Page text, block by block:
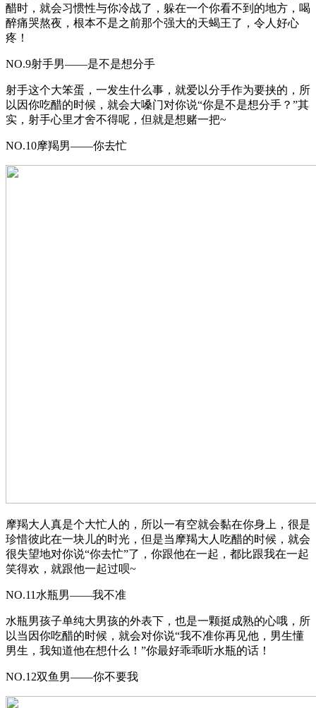
醋时，就会习惯性与你冷战了，躲在一个你看不到的地方，喝
醉痛哭熬夜，根本不是之前那个强大的天蝎王了，令人好心
疼！
NO.9射手男——是不是想分手
射手这个大笨蛋，一发生什么事，就爱以分手作为要挟的，所
以因你吃醋的时候，就会大嗓门对你说“你是不是想分手？”其
实，射手心里才舍不得呢，但就是想赌一把~
NO.10摩羯男——你去忙
摩羯大人真是个大忙人的，所以一有空就会黏在你身上，很是
珍惜彼此在一块儿的时光，但是当摩羯大人吃醋的时候，就会
很失望地对你说“你去忙”了，你跟他在一起，都比跟我在一起
笑得欢，就跟他一起过呗~
NO.11水瓶男——我不准
水瓶男孩子单纯大男孩的外表下，也是一颗挺成熟的心哦，所
以当因你吃醋的时候，就会对你说“我不准你再见他，男生懂
男生，我知道他在想什么！”你最好乖乖听水瓶的话！
NO.12双鱼男——你不要我